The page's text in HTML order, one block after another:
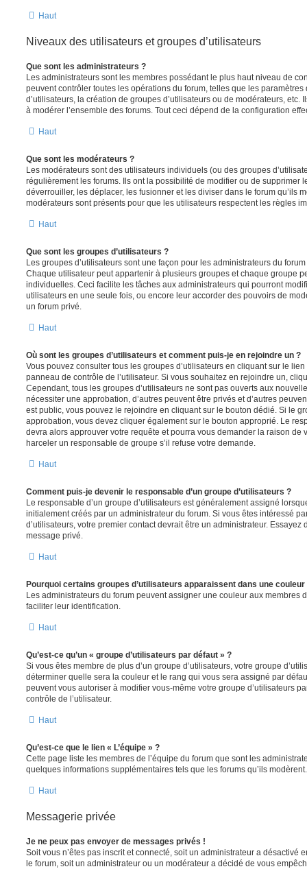
Haut
Niveaux des utilisateurs et groupes d’utilisateurs
Que sont les administrateurs ?
Les administrateurs sont les membres possédant le plus haut niveau de
peuvent contrôler toutes les opérations du forum, telles que les
d’utilisateurs, la création de groupes d’utilisateurs ou de modérateurs, etc.
à modérer l’ensemble des forums. Tout ceci dépend de la configuration
Haut
Que sont les modérateurs ?
Les modérateurs sont des utilisateurs individuels (ou des groupes
régulièrement les forums. Ils ont la possibilité de modifier ou de supprimer
déverrouiller, les déplacer, les fusionner et les diviser dans le forum qu’ils
modérateurs sont présents pour que les utilisateurs respectent les règles
Haut
Que sont les groupes d’utilisateurs ?
Les groupes d’utilisateurs sont une façon pour les administrateurs du
Chaque utilisateur peut appartenir à plusieurs groupes et chaque groupe
individuelles. Ceci facilite les tâches aux administrateurs qui pourront
utilisateurs en une seule fois, ou encore leur accorder des pouvoirs de
un forum privé.
Haut
Où sont les groupes d’utilisateurs et comment puis-je en rejoindre un ?
Vous pouvez consulter tous les groupes d’utilisateurs en cliquant sur le
panneau de contrôle de l’utilisateur. Si vous souhaitez en rejoindre un,
Cependant, tous les groupes d’utilisateurs ne sont pas ouverts aux
nécessiter une approbation, d’autres peuvent être privés et d’autres
est public, vous pouvez le rejoindre en cliquant sur le bouton dédié. Si le
approbation, vous devez cliquer également sur le bouton approprié. Le
devra alors approuver votre requête et pourra vous demander la raison de
harceler un responsable de groupe s’il refuse votre demande.
Haut
Comment puis-je devenir le responsable d’un groupe d’utilisateurs ?
Le responsable d’un groupe d’utilisateurs est généralement assigné
initialement créés par un administrateur du forum. Si vous êtes intéressé
d’utilisateurs, votre premier contact devrait être un administrateur.
message privé.
Haut
Pourquoi certains groupes d’utilisateurs apparaissent dans une
Les administrateurs du forum peuvent assigner une couleur aux membres
faciliter leur identification.
Haut
Qu’est-ce qu’un « groupe d’utilisateurs par défaut » ?
Si vous êtes membre de plus d’un groupe d’utilisateurs, votre groupe
déterminer quelle sera la couleur et le rang qui vous sera assigné par
peuvent vous autoriser à modifier vous-même votre groupe d’utilisateurs
contrôle de l’utilisateur.
Haut
Qu’est-ce que le lien « L’équipe » ?
Cette page liste les membres de l’équipe du forum que sont les
quelques informations supplémentaires tels que les forums qu’ils modèrent.
Haut
Messagerie privée
Je ne peux pas envoyer de messages privés !
Soit vous n’êtes pas inscrit et connecté, soit un administrateur a désactivé
le forum, soit un administrateur ou un modérateur a décidé de vous